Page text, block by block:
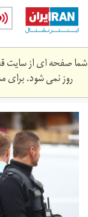
Skip
main
content
شما صفحه ای از سایت
روز نمی شود. برای
2017-
10-
security.jpg